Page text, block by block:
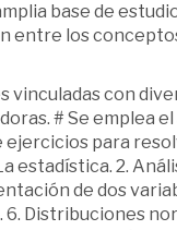
base de
los
vinculadas con
# Se emplea
para
estadística. 2.
de dos
Distribuciones